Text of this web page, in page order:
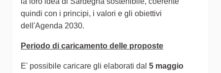
quindi con i principi, i valori e gli obiettivi
dell'Agenda 2030.
Periodo di caricamento delle proposte
E' possibile caricare gli elaborati dal 5 maggio